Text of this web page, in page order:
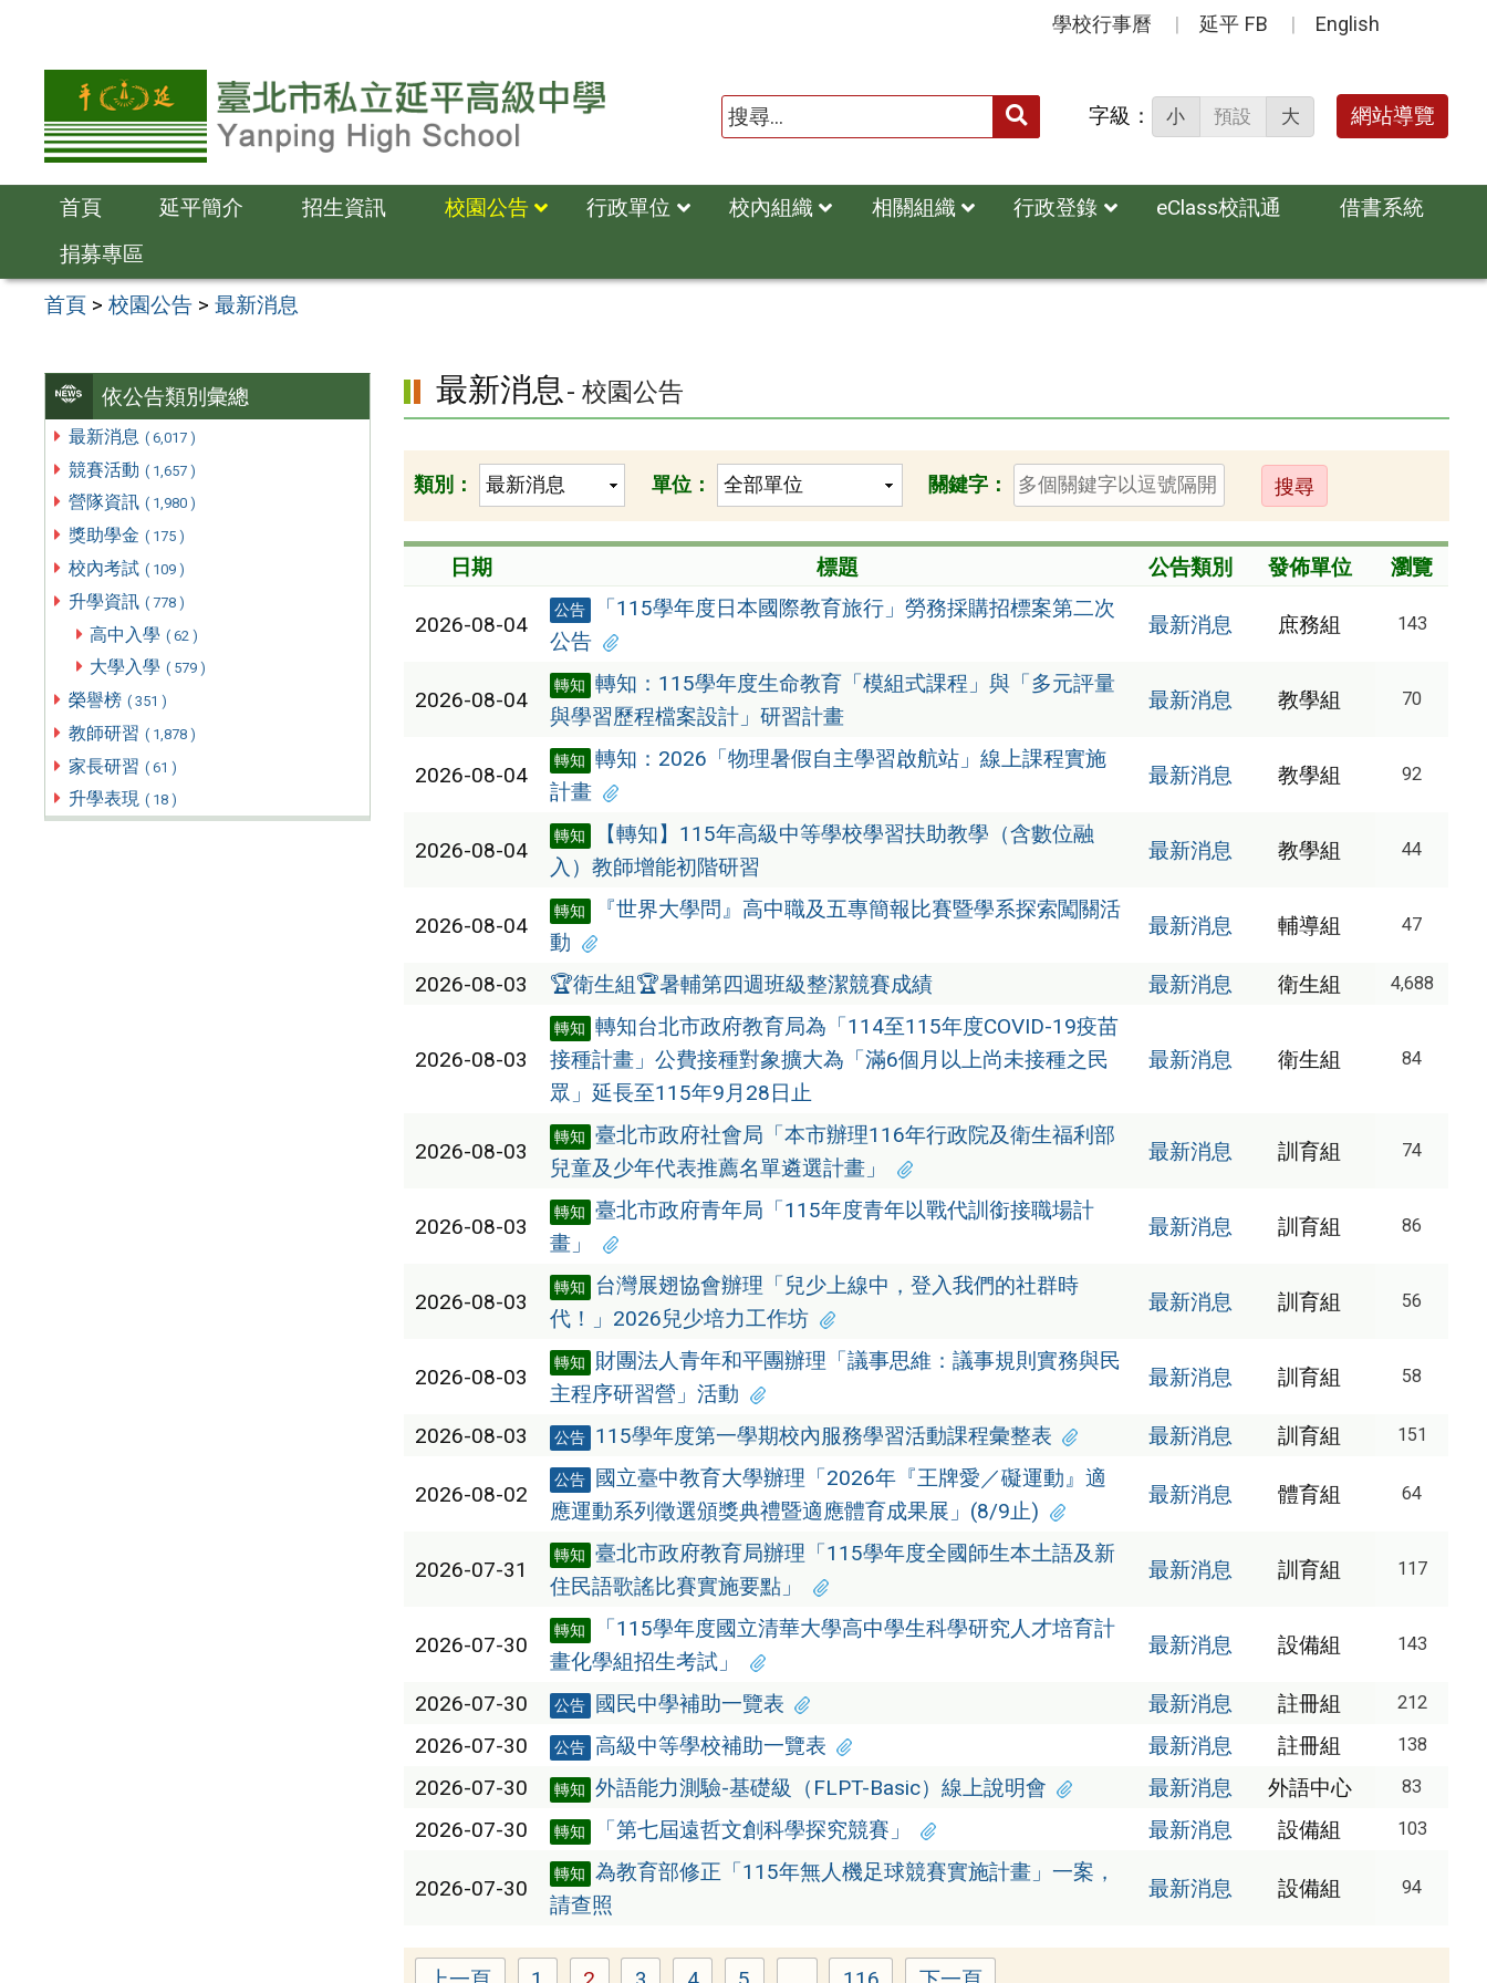
容
學校行事曆 延平 FB English
送出 字級： 小 預設 大 網站導覽
首頁 延平簡介 招生資訊 校園公告 行政單位 校內組織 相關組織 行政登錄 eClass校訊通
借書系統
捐募專區
首頁 >校園公告 >最新消息
依公告類別彙總
最新消息 ( 6,017 )
競賽活動 ( 1,657 )
營隊資訊 ( 1,980 )
獎助學金 ( 175 )
校內考試 ( 109 )
升學資訊 ( 778 )
高中入學 ( 62 )
大學入學 ( 579 )
榮譽榜 ( 351 )
教師研習 ( 1,878 )
家長研習 ( 61 )
升學表現 ( 18 )
最新消息- 校園公告
類別： 單位： 關鍵字：
送
出
日期 標題 公告類別 發佈單位 瀏覽
2026-08-04
公告
「115學年度日本國際教育旅行」勞務採購招標案第二次
公告
最新消息 庶務組 143
2026-08-04
轉知 轉知：115學年度生命教育「模組式課程」與「多元評量
與學習歷程檔案設計」研習計畫
最新消息 教學組 70
2026-08-04
轉知 轉知：2026「物理暑假自主學習啟航站」線上課程實施
計畫
最新消息 教學組 92
2026-08-04
轉知
【轉知】115年高級中等學校學習扶助教學（含數位融
入）教師增能初階研習
最新消息 教學組 44
2026-08-04
轉知
『世界大學問』高中職及五專簡報比賽暨學系探索闖關活
動
最新消息 輔導組 47
2026-08-03 🏆衛生組🏆暑輔第四週班級整潔競賽成績 最新消息 衛生組 4,688
2026-08-03
轉知 轉知台北市政府教育局為「114至115年度COVID-19疫苗
接種計畫」公費接種對象擴大為「滿6個月以上尚未接種之民
眾」延長至115年9月28日止
最新消息 衛生組 84
2026-08-03
轉知 臺北市政府社會局「本市辦理116年行政院及衛生福利部
兒童及少年代表推薦名單遴選計畫」
最新消息 訓育組 74
2026-08-03
轉知 臺北市政府青年局「115年度青年以戰代訓銜接職場計
畫」
最新消息 訓育組 86
2026-08-03
轉知
台灣展翅協會辦理「兒少上線中，登入我們的社群時
代！」2026兒少培力工作坊
最新消息 訓育組 56
2026-08-03
轉知
財團法人青年和平團辦理「議事思維：議事規則實務與民
主程序研習營」活動
最新消息 訓育組 58
2026-08-03 公告 115學年度第一學期校內服務學習活動課程彙整表 最新消息 訓育組 151
2026-08-02
公告 國立臺中教育大學辦理「2026年『王牌愛／礙運動』適
應運動系列徵選頒獎典禮暨適應體育成果展」(8/9止)
最新消息 體育組 64
2026-07-31
轉知 臺北市政府教育局辦理「115學年度全國師生本土語及新
住民語歌謠比賽實施要點」
最新消息 訓育組 117
2026-07-30
轉知
「115學年度國立清華大學高中學生科學研究人才培育計
畫化學組招生考試」
最新消息 設備組 143
2026-07-30 公告 國民中學補助一覽表 最新消息 註冊組 212
2026-07-30 公告 高級中等學校補助一覽表 最新消息 註冊組 138
2026-07-30 轉知 外語能力測驗-基礎級（FLPT-Basic）線上說明會 最新消息 外語中心 83
2026-07-30 轉知 「第七屆遠哲文創科學探究競賽」 最新消息 設備組 103
2026-07-30
轉知 為教育部修正「115年無人機足球競賽實施計畫」一案，
請查照
最新消息 設備組 94